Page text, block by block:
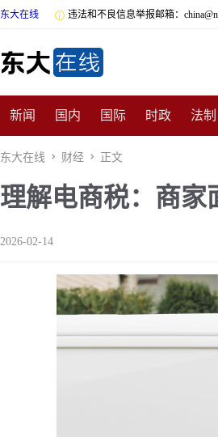
东大在线  违法和不良信息举报邮箱：
新闻 国内 国际 时政 法制
数码 民俗 招商
非遗 公益 娱乐 游戏 影视
东大在线  财经  正文
理解电商税：商家
2026-02-14